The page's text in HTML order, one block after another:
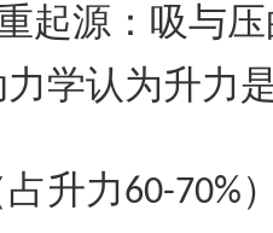
起源：吸与
学认为升力
升力60-70%